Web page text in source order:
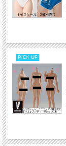
PICK UP